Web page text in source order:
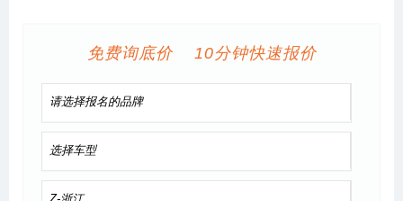
免费询底价 10分钟快速报价